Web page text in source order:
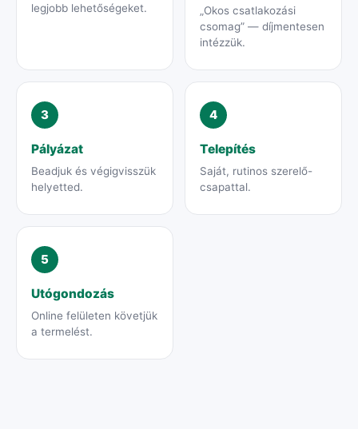
legjobb lehetőségeket.
„Okos csatlakozási
csomag” — díjmentesen
intézzük.
3
Pályázat
Beadjuk és végigvisszük
helyetted.
4
Telepítés
Saját, rutinos szerelő-
csapattal.
5
Utógondozás
Online felületen követjük
a termelést.